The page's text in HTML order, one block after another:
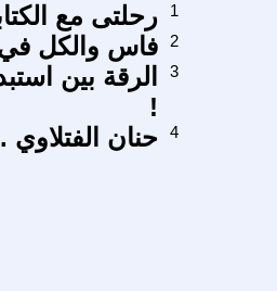
رحلتى مع
1
فاس والكل في
2
الرقة بين
!
3
حنان 4